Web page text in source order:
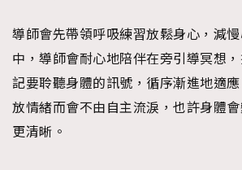
導師會先帶領呼吸練習放鬆身心，減
中，導師會耐心地陪伴在旁引導冥想
記要聆聽身體的訊號，循序漸進地適
放情緒而會不由自主流淚，也許身體
更清晰。